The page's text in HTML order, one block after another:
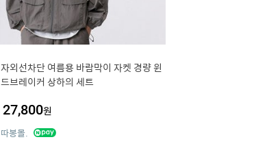
자외선차단 여름용 바람막이 자켓 경량 윈
드브레이커 상하의 세트
27,800원
따봉몰.